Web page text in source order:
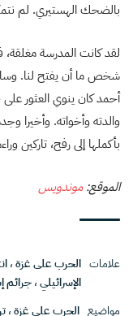
بالضحك الهستيري. لم
لقد كانت المدرسة
شخص ما أن يفتح لنا.
أحمد كان ينوي العثور
والدته وأخواته. وأخيرا
بأكملها إلى رفح، تاركين
الموقع:موندويس
علامات الحرب على غزة،
الإسرائيلي،جرائم
مواضيع الحرب على غزة،